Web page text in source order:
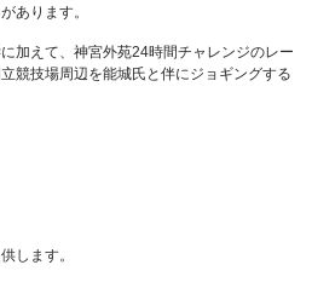
あります。
加えて、神宮外苑24時間チャレンジのレー
競技場周辺を能城氏と伴にジョギングする
します。